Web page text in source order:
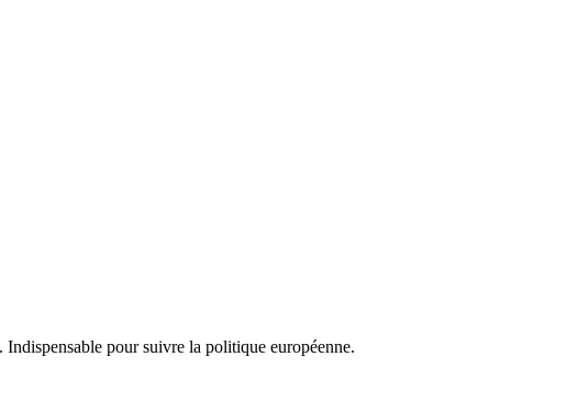
Indispensable pour suivre la politique européenne.